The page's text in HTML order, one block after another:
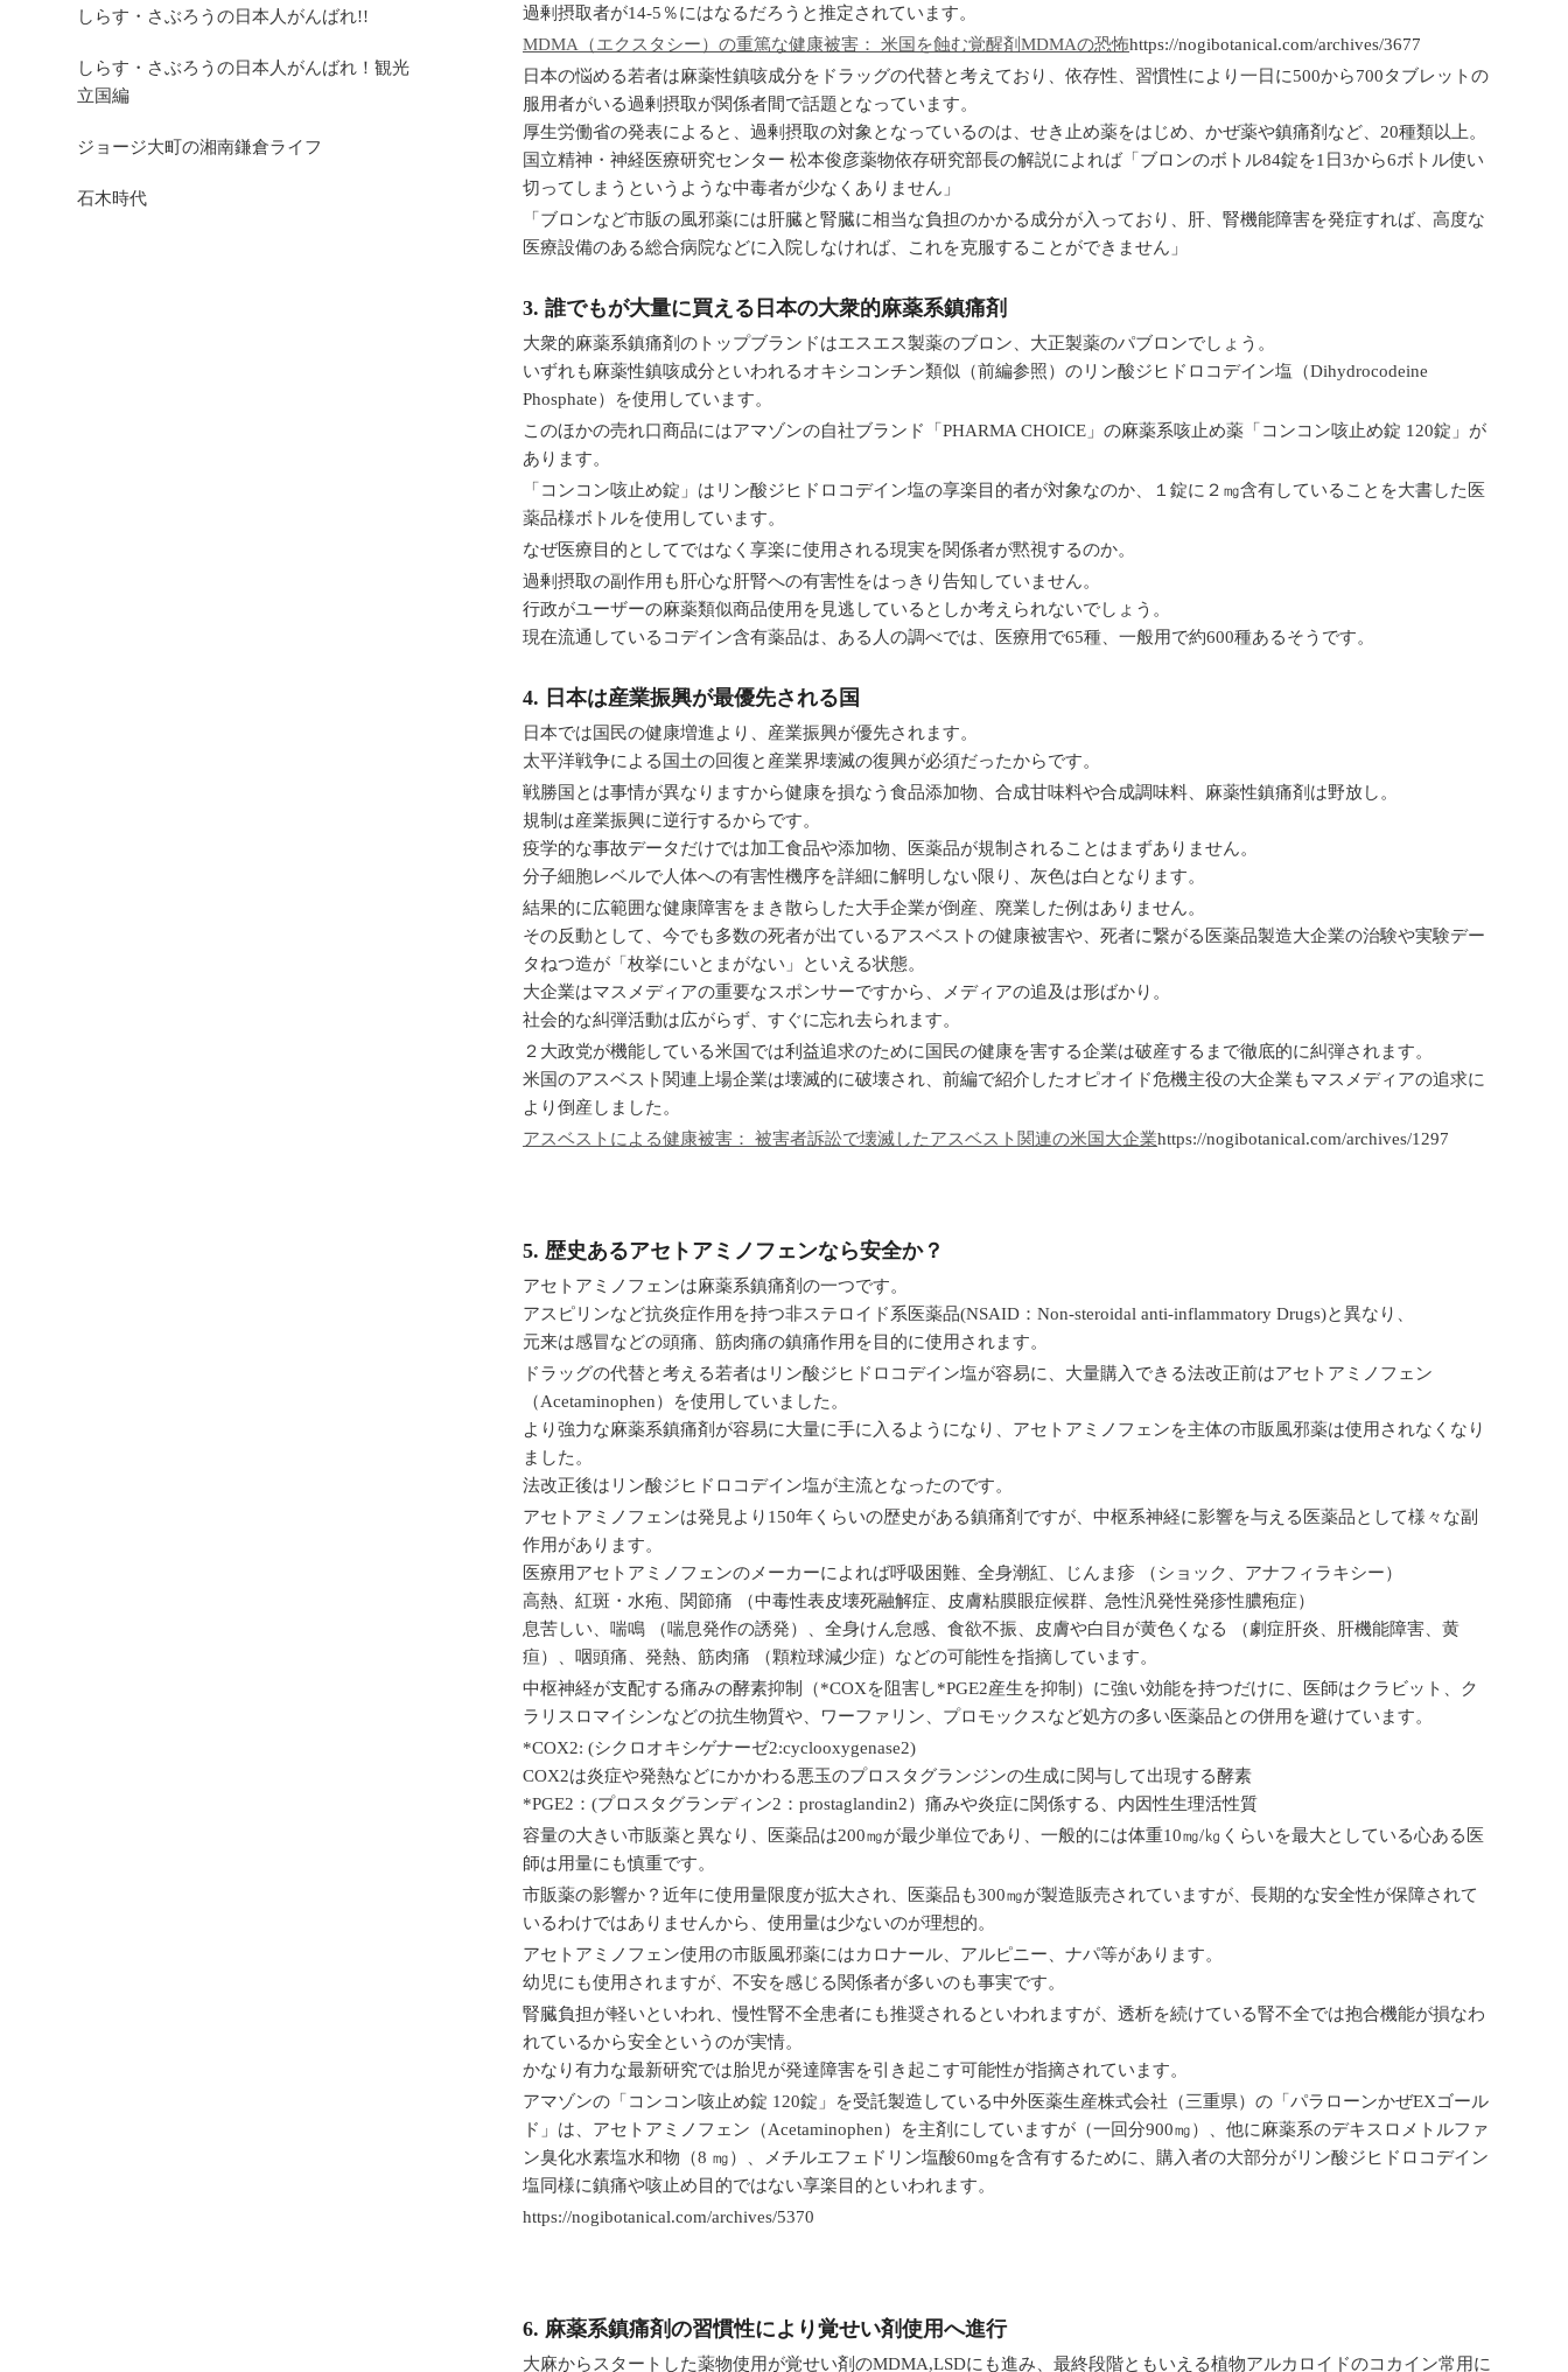
過剰摂取者が14-5％にはなるだろうと推定されています。
MDMA（エクスタシー）の重篤な健康被害： 米国を蝕む覚醒剤MDMAの恐怖https://nogibotanical.com/archives/3677
日本の悩める若者は麻薬性鎮咳成分をドラッグの代替と考えており、依存性、習慣性により一日に500から700タブレットの
服用者がいる過剰摂取が関係者間で話題となっています。
厚生労働省の発表によると、過剰摂取の対象となっているのは、せき止め薬をはじめ、かぜ薬や鎮痛剤など、20種類以上。
国立精神・神経医療研究センター 松本俊彦薬物依存研究部長の解説によれば「ブロンのボトル84錠を1日3から6ボトル使い
切ってしまうというような中毒者が少なくありません」
「ブロンなど市販の風邪薬には肝臓と腎臓に相当な負担のかかる成分が入っており、肝、腎機能障害を発症すれば、高度な
医療設備のある総合病院などに入院しなければ、これを克服することができません」
3. 誰でもが大量に買える日本の大衆的麻薬系鎮痛剤
大衆的麻薬系鎮痛剤のトップブランドはエスエス製薬のブロン、大正製薬のパブロンでしょう。
いずれも麻薬性鎮咳成分といわれるオキシコンチン類似（前編参照）のリン酸ジヒドロコデイン塩（Dihydrocodeine
Phosphate）を使用しています。
このほかの売れ口商品にはアマゾンの自社ブランド「PHARMA CHOICE」の麻薬系咳止め薬「コンコン咳止め錠 120錠」が
あります。
「コンコン咳止め錠」はリン酸ジヒドロコデイン塩の享楽目的者が対象なのか、１錠に２㎎含有していることを大書した医
薬品様ボトルを使用しています。
なぜ医療目的としてではなく享楽に使用される現実を関係者が黙視するのか。
過剰摂取の副作用も肝心な肝腎への有害性をはっきり告知していません。
行政がユーザーの麻薬類似商品使用を見逃しているとしか考えられないでしょう。
現在流通しているコデイン含有薬品は、ある人の調べでは、医療用で65種、一般用で約600種あるそうです。
4. 日本は産業振興が最優先される国
日本では国民の健康増進より、産業振興が優先されます。
太平洋戦争による国土の回復と産業界壊滅の復興が必須だったからです。
戦勝国とは事情が異なりますから健康を損なう食品添加物、合成甘味料や合成調味料、麻薬性鎮痛剤は野放し。
規制は産業振興に逆行するからです。
疫学的な事故データだけでは加工食品や添加物、医薬品が規制されることはまずありません。
分子細胞レベルで人体への有害性機序を詳細に解明しない限り、灰色は白となります。
結果的に広範囲な健康障害をまき散らした大手企業が倒産、廃業した例はありません。
その反動として、今でも多数の死者が出ているアスベストの健康被害や、死者に繋がる医薬品製造大企業の治験や実験デー
タねつ造が「枚挙にいとまがない」といえる状態。
大企業はマスメディアの重要なスポンサーですから、メディアの追及は形ばかり。
社会的な糾弾活動は広がらず、すぐに忘れ去られます。
２大政党が機能している米国では利益追求のために国民の健康を害する企業は破産するまで徹底的に糾弾されます。
米国のアスベスト関連上場企業は壊滅的に破壊され、前編で紹介したオピオイド危機主役の大企業もマスメディアの追求に
より倒産しました。
アスベストによる健康被害： 被害者訴訟で壊滅したアスベスト関連の米国大企業https://nogibotanical.com/archives/1297
5. 歴史あるアセトアミノフェンなら安全か？
アセトアミノフェンは麻薬系鎮痛剤の一つです。
アスピリンなど抗炎症作用を持つ非ステロイド系医薬品(NSAID：Non-steroidal anti-inflammatory Drugs)と異なり、
元来は感冒などの頭痛、筋肉痛の鎮痛作用を目的に使用されます。
ドラッグの代替と考える若者はリン酸ジヒドロコデイン塩が容易に、大量購入できる法改正前はアセトアミノフェン
（Acetaminophen）を使用していました。
より強力な麻薬系鎮痛剤が容易に大量に手に入るようになり、アセトアミノフェンを主体の市販風邪薬は使用されなくなり
ました。
法改正後はリン酸ジヒドロコデイン塩が主流となったのです。
アセトアミノフェンは発見より150年くらいの歴史がある鎮痛剤ですが、中枢系神経に影響を与える医薬品として様々な副
作用があります。
医療用アセトアミノフェンのメーカーによれば呼吸困難、全身潮紅、じんま疹 （ショック、アナフィラキシー）
高熱、紅斑・水疱、関節痛 （中毒性表皮壊死融解症、皮膚粘膜眼症候群、急性汎発性発疹性膿疱症）
息苦しい、喘鳴 （喘息発作の誘発）、全身けん怠感、食欲不振、皮膚や白目が黄色くなる （劇症肝炎、肝機能障害、黄
疸）、咽頭痛、発熱、筋肉痛 （顆粒球減少症）などの可能性を指摘しています。
中枢神経が支配する痛みの酵素抑制（*COXを阻害し*PGE2産生を抑制）に強い効能を持つだけに、医師はクラビット、ク
ラリスロマイシンなどの抗生物質や、ワーファリン、プロモックスなど処方の多い医薬品との併用を避けています。
*COX2: (シクロオキシゲナーゼ2:cyclooxygenase2)
COX2は炎症や発熱などにかかわる悪玉のプロスタグランジンの生成に関与して出現する酵素
*PGE2：(プロスタグランディン2：prostaglandin2）痛みや炎症に関係する、内因性生理活性質
容量の大きい市販薬と異なり、医薬品は200㎎が最少単位であり、一般的には体重10㎎/㎏くらいを最大としている心ある医
師は用量にも慎重です。
市販薬の影響か？近年に使用量限度が拡大され、医薬品も300㎎が製造販売されていますが、長期的な安全性が保障されて
いるわけではありませんから、使用量は少ないのが理想的。
アセトアミノフェン使用の市販風邪薬にはカロナール、アルピニー、ナパ等があります。
幼児にも使用されますが、不安を感じる関係者が多いのも事実です。
腎臓負担が軽いといわれ、慢性腎不全患者にも推奨されるといわれますが、透析を続けている腎不全では抱合機能が損なわ
れているから安全というのが実情。
かなり有力な最新研究では胎児が発達障害を引き起こす可能性が指摘されています。
アマゾンの「コンコン咳止め錠 120錠」を受託製造している中外医薬生産株式会社（三重県）の「パラローンかぜEXゴール
ド」は、アセトアミノフェン（Acetaminophen）を主剤にしていますが（一回分900㎎）、他に麻薬系のデキスロメトルファ
ン臭化水素塩水和物（8 ㎎）、メチルエフェドリン塩酸60mgを含有するために、購入者の大部分がリン酸ジヒドロコデイン
塩同様に鎮痛や咳止め目的ではない享楽目的といわれます。
https://nogibotanical.com/archives/5370
6. 麻薬系鎮痛剤の習慣性により覚せい剤使用へ進行
大麻からスタートした薬物使用が覚せい剤のMDMA,LSDにも進み、最終段階ともいえる植物アルカロイドのコカイン常用に
しらす・さぶろうの日本人がんばれ!!
しらす・さぶろうの日本人がんばれ！観光
立国編
ジョージ大町の湘南鎌倉ライフ
石木時代